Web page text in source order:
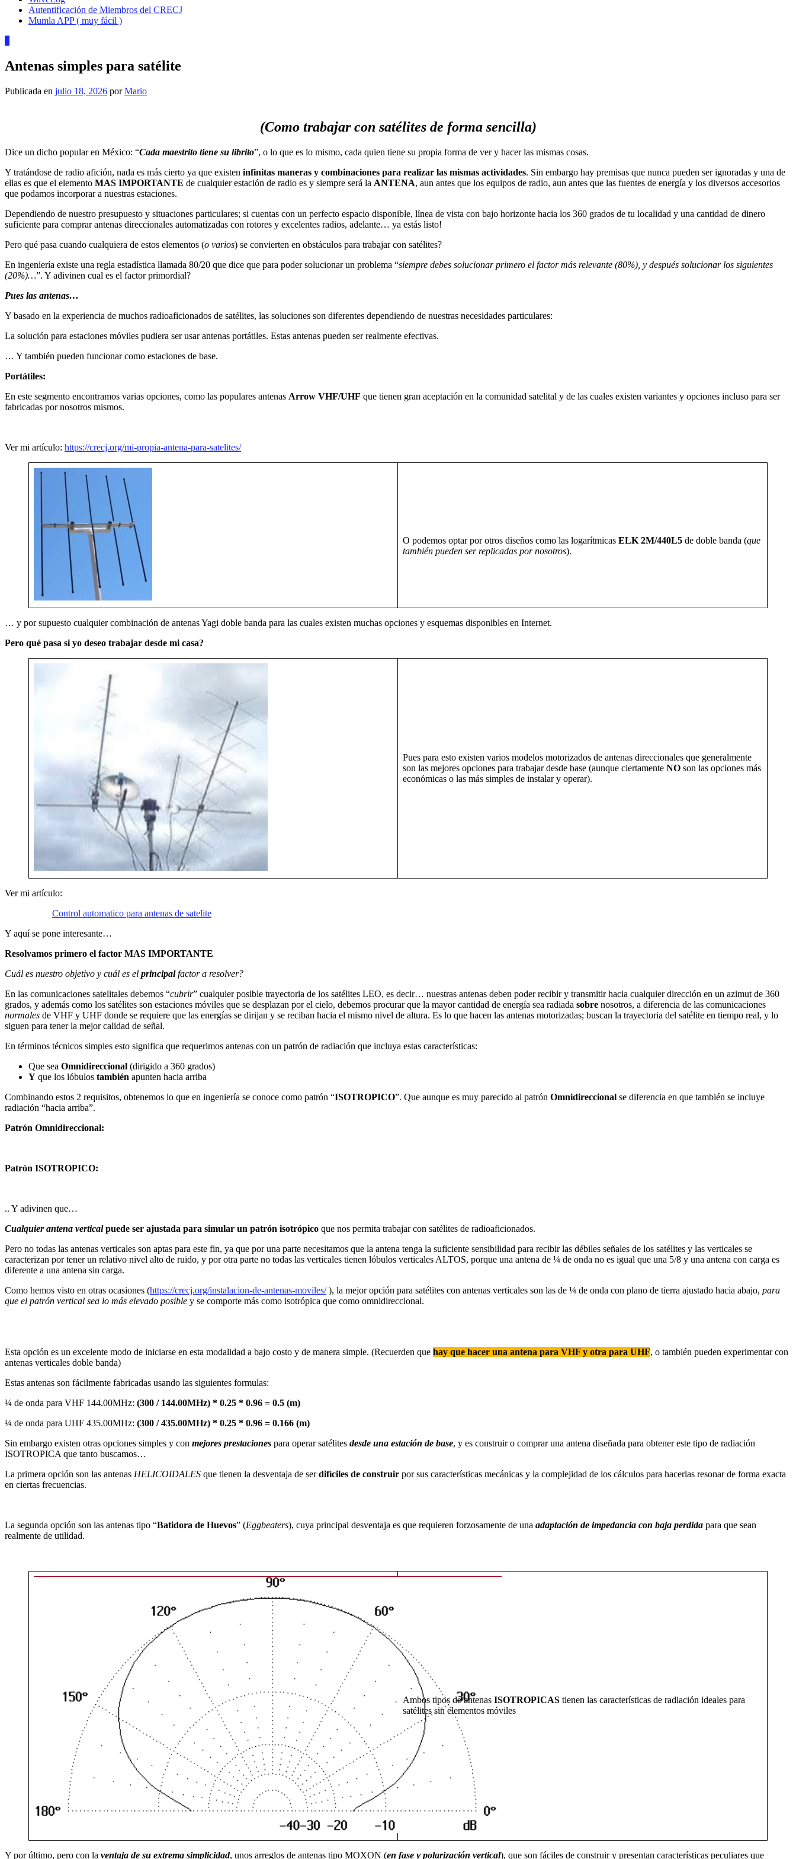
Autentificación de Miembros del CRECJ
Mumla APP ( muy fácil )
Antenas simples para satélite
Publicada en julio 18, 2026 porMario
(Como trabajar con satélites de forma sencilla)
Dice un dicho popular en México: “Cada maestrito tiene su librito”, o lo que es lo mismo, cada quien tiene su propia forma de ver y hacer las mismas cosas.
Y tratándose de radio afición, nada es más cierto ya que existen infinitas maneras y combinaciones para realizar las mismas actividades. Sin embargo hay premisas que nunca pueden ser ignoradas y una de
ellas es que el elemento MAS IMPORTANTE de cualquier estación de radio es y siempre será la ANTENA, aun antes que los equipos de radio, aun antes que las fuentes de energía y los diversos accesorios
que podamos incorporar a nuestras estaciones.
Dependiendo de nuestro presupuesto y situaciones particulares; si cuentas con un perfecto espacio disponible, línea de vista con bajo horizonte hacia los 360 grados de tu localidad y una cantidad de dinero
suficiente para comprar antenas direccionales automatizadas con rotores y excelentes radios, adelante… ya estás listo!
Pero qué pasa cuando cualquiera de estos elementos (o varios) se convierten en obstáculos para trabajar con satélites?
En ingeniería existe una regla estadística llamada 80/20 que dice que para poder solucionar un problema “siempre debes solucionar primero el factor más relevante (80%), y después solucionar los siguientes
(20%)…”. Y adivinen cual es el factor primordial?
Pues las antenas…
Y basado en la experiencia de muchos radioaficionados de satélites, las soluciones son diferentes dependiendo de nuestras necesidades particulares:
La solución para estaciones móviles pudiera ser usar antenas portátiles. Estas antenas pueden ser realmente efectivas.
… Y también pueden funcionar como estaciones de base.
Portátiles:
En este segmento encontramos varias opciones, como las populares antenas Arrow VHF/UHF que tienen gran aceptación en la comunidad satelital y de las cuales existen variantes y opciones incluso para ser
fabricadas por nosotros mismos.
Ver mi artículo: https://crecj.org/mi-propia-antena-para-satelites/
O podemos optar por otros diseños como las logarítmicas ELK 2M/440L5 de doble banda (que
también pueden ser replicadas por nosotros).
… y por supuesto cualquier combinación de antenas Yagi doble banda para las cuales existen muchas opciones y esquemas disponibles en Internet.
Pero qué pasa si yo deseo trabajar desde mi casa?
Pues para esto existen varios modelos motorizados de antenas direccionales que generalmente
son las mejores opciones para trabajar desde base (aunque ciertamente NO son las opciones más
económicas o las más simples de instalar y operar).
Ver mi artículo:
Control automatico para antenas de satelite
Y aquí se pone interesante…
Resolvamos primero el factor MAS IMPORTANTE
Cuál es nuestro objetivo y cuál es el principalfactor a resolver?
En las comunicaciones satelitales debemos “cubrir” cualquier posible trayectoria de los satélites LEO, es decir… nuestras antenas deben poder recibir y transmitir hacia cualquier dirección en un azimut de 360
grados, y además como los satélites son estaciones móviles que se desplazan por el cielo, debemos procurar que la mayor cantidad de energía sea radiada sobre nosotros, a diferencia de las comunicaciones
normales de VHF y UHF donde se requiere que las energías se dirijan y se reciban hacia el mismo nivel de altura. Es lo que hacen las antenas motorizadas; buscan la trayectoria del satélite en tiempo real, y lo
siguen para tener la mejor calidad de señal.
En términos técnicos simples esto significa que requerimos antenas con un patrón de radiación que incluya estas características:
Que sea Omnidireccional (dirigido a 360 grados)
Y que los lóbulos también apunten hacia arriba
Combinando estos 2 requisitos, obtenemos lo que en ingeniería se conoce como patrón “ISOTROPICO”. Que aunque es muy parecido al patrón Omnidireccional se diferencia en que también se incluye
radiación “hacia arriba”.
Patrón Omnidireccional:
Patrón ISOTROPICO:
.. Y adivinen que…
Cualquier antena verticalpuede ser ajustada para simular un patrón isotrópico que nos permita trabajar con satélites de radioaficionados.
Pero no todas las antenas verticales son aptas para este fin, ya que por una parte necesitamos que la antena tenga la suficiente sensibilidad para recibir las débiles señales de los satélites y las verticales se
caracterizan por tener un relativo nivel alto de ruido, y por otra parte no todas las verticales tienen lóbulos verticales ALTOS, porque una antena de ¼ de onda no es igual que una 5/8 y una antena con carga es
diferente a una antena sin carga.
Como hemos visto en otras ocasiones (https://crecj.org/instalacion-de-antenas-moviles/), la mejor opción para satélites con antenas verticales son las de ¼ de onda con plano de tierra ajustado hacia abajo, para
que el patrón vertical sea lo más elevado posible y se comporte más como isotrópica que como omnidireccional.
Esta opción es un excelente modo de iniciarse en esta modalidad a bajo costo y de manera simple. (Recuerden que hay que hacer una antena para VHF y otra para UHF, o también pueden experimentar con
antenas verticales doble banda)
Estas antenas son fácilmente fabricadas usando las siguientes formulas:
¼ de onda para VHF 144.00MHz: (300 / 144.00MHz) * 0.25 * 0.96 = 0.5 (m)
¼ de onda para UHF 435.00MHz: (300 / 435.00MHz) * 0.25 * 0.96 = 0.166 (m)
Sin embargo existen otras opciones simples y con mejores prestaciones para operar satélites desde una estación de base, y es construir o comprar una antena diseñada para obtener este tipo de radiación
ISOTROPICA que tanto buscamos…
La primera opción son las antenas HELICOIDALES que tienen la desventaja de serdifíciles de construir por sus características mecánicas y la complejidad de los cálculos para hacerlas resonar de forma exacta
en ciertas frecuencias.
La segunda opción son las antenas tipo “Batidora de Huevos” (Eggbeaters), cuya principal desventaja es que requieren forzosamente de una adaptación de impedancia con baja perdida para que sean
realmente de utilidad.
Ambos tipos de antenas ISOTROPICAS tienen las características de radiación ideales para
satélites sin elementos móviles
Y por último, pero con la ventaja de su extrema simplicidad, unos arreglos de antenas tipo MOXON (en fase y polarización vertical), que son fáciles de construir y presentan características peculiares que